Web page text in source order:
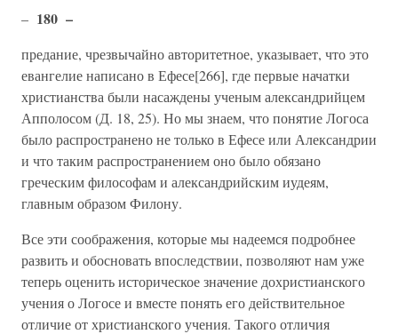
– 180 –
предание, чрезвычайно авторитетное, указывает, что это
евангелие написано в Ефесе[266], где первые начатки
христианства были насаждены ученым александрийцем
Апполосом (Д. 18, 25). Но мы знаем, что понятие Логоса
было распространено не только в Ефесе или Александрии
и что таким распространением оно было обязано
греческим философам и александрийским иудеям,
главным образом Филону.
Все эти соображения, которые мы надеемся подробнее
развить и обосновать впоследствии, позволяют нам уже
теперь оценить историческое значение дохристианского
учения о Логосе и вместе понять его действительное
отличие от христианского учения. Такого отличия